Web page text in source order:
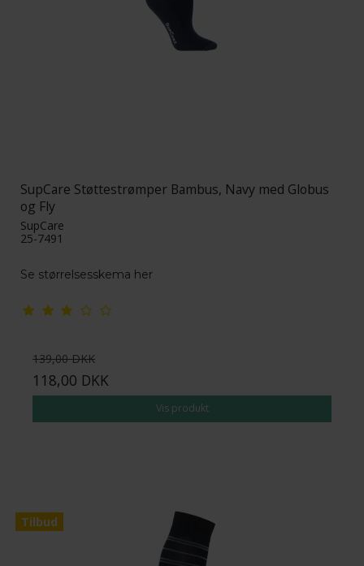
SupCare Støttestrømper Bambus, Navy med Globus
og Fly
SupCare
25-7491
Se størrelsesskema her
139,00 DKK
118,00 DKK
Vis produkt
Tilbud